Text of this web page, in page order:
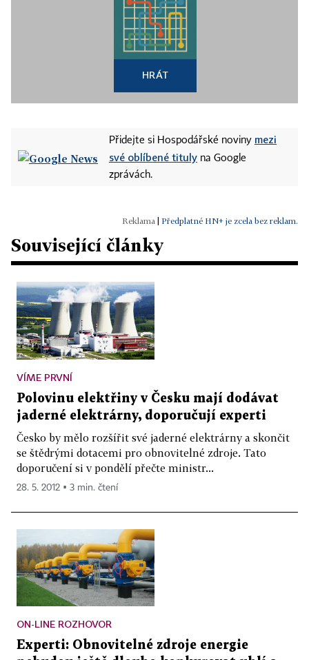
HRÁT
Přidejte si Hospodářské noviny mezi
své oblíbené tituly na Google
zprávách.
Předplatné HN+ je zcela bez reklam.
Související články
VÍME PRVNÍ
Polovinu elektřiny v Česku mají dodávat
jaderné elektrárny, doporučují experti
Česko by mělo rozšířit své jaderné elektrárny a skončit
se štědrými dotacemi pro obnovitelné zdroje. Tato
doporučení si v pondělí přečte ministr...
28. 5. 2012 ▪ 3 min. čtení
ON-LINE ROZHOVOR
Experti: Obnovitelné zdroje energie